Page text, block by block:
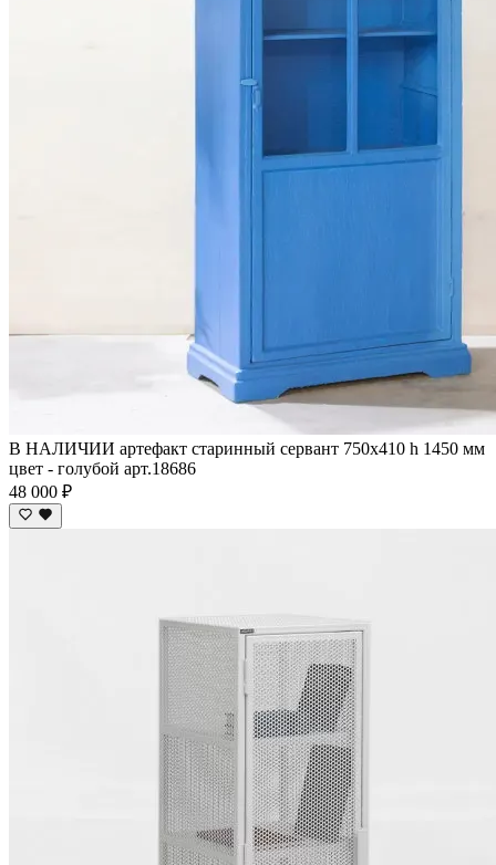
В НАЛИЧИИ артефакт старинный сервант 750х410 h 1450 мм
цвет - голубой арт.18686
48 000 ₽